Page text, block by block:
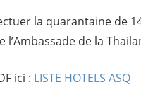
la quarantaine de
de la
ici : LISTE HOTELS ASQ